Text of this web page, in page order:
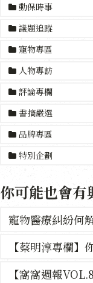
動保時事
議題追蹤
寵物專區
人物專訪
評論專欄
書摘嚴選
品牌專區
特別企劃
你可能也會有
寵物醫療糾紛何
【蔡明淳專欄
【窩窩週報